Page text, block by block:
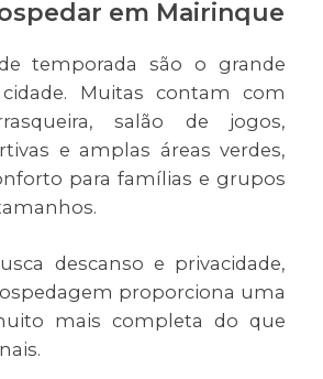
em Mairinque
temporada são o grande
Muitas contam com
salão de jogos,
e amplas áreas verdes,
para famílias e grupos
descanso e privacidade,
proporciona uma
mais completa do que